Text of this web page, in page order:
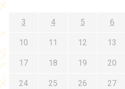
3 4 5 6
10 11 12 13
17 18 19 20
24 25 26 27